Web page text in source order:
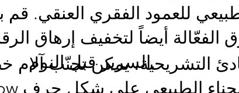
للعمود الفقري العنقي. قم
الفعّالة أيضاً لتخفيف إرهاق
السرير قبل النوم.
التشريحية، يمكن تجنّب